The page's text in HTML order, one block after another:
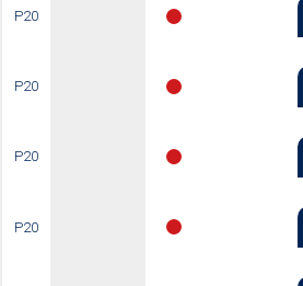
P20
P20
P20
P20